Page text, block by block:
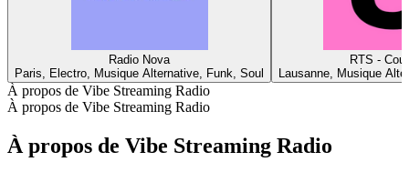
Radio Nova
Paris, Electro, Musique Alternative, Funk, Soul
RTS -
Lausanne, Musique
À propos de Vibe Streaming Radio
À propos de Vibe Streaming Radio
À propos de Vibe Streaming Radio